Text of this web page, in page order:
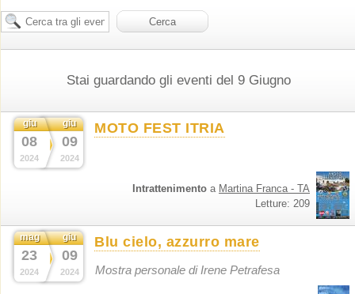
Stai guardando gli eventi del 9 Giugno
giu
08
2024
giu
09
2024
MOTO FEST ITRIA
Intrattenimento a Martina Franca - TA
Letture: 209
mag
23
2024
giu
09
2024
Blu cielo, azzurro mare
Mostra personale di Irene Petrafesa